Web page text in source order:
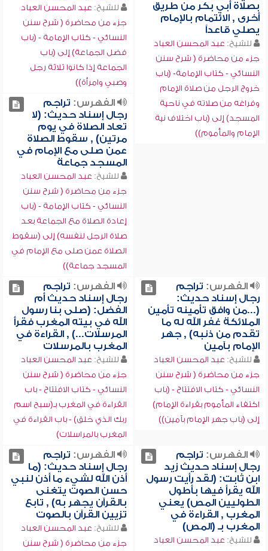
بصلاة أبي بكر من طريق
أخرى , الائتمام بالإمام
يصلي قاعداً
للشيخ: عبد المحسن العباد
جزء من محاضرة ( شرح سنن
النسائي - كتاب الإمامة- (باب
خروج الرجل من صلاة الإمام
وفراغه من صلاته في ناحية
المسجد) إلى (باب اختلاف نية
الإمام والمأموم))
للشيخ: عبد المحسن العباد
جزء من محاضرة ( شرح سنن
النسائي - كتاب الإمامة - (باب
فضل الجماعة) إلى (باب
الجماعة إذا كانوا ثلاثة رجل
وصبي وامرأة))
الفهرس: تراجم
رجال إسناد حديث: (لا
تعاد الصلاة في يوم
مرتين) , سقوط الصلاة
عمن صلى مع الإمام في
المسجد جماعة
للشيخ: عبد المحسن العباد
جزء من محاضرة ( شرح سنن
النسائي - كتاب الإمامة - (باب
إعادة الصلاة مع الجماعة بعد
صلاة الرجل لنفسه) إلى (سقوط
الصلاة عمن صلى مع الإمام في
المسجد جماعة))
الفهرس: تراجم
رجال إسناد حديث:
(...من وافق تأمينه تأمين
الملائكة غفر الله له ما
تقدم من ذنبه) , جهر
الإمام بآمين
للشيخ: عبد المحسن العباد
جزء من محاضرة ( شرح سنن
النسائي - كتاب الافتتاح - (باب
اكتفاء المأموم بقراءة الإمام)
إلى (باب جهر الإمام بآمين))
الفهرس: تراجم
رجال إسناد حديث أم
الفضل: (صلى بنا رسول
الله في بيته المغرب فقرأ
المرسلات...) , القراءة في
المغرب بالمرسلات
للشيخ: عبد المحسن العباد
جزء من محاضرة ( شرح سنن
النسائي - كتاب الافتتاح - باب
القراءة في المغرب بـ(سبح اسم
ربك الذي خلق) - باب القراءة في
المغرب بالمراسلات)
الفهرس: تراجم
رجال إسناد حديث زيد
ابن ثابت: (لقد رأيت رسول
الله يقرأ فيها بأطول
الطوليين المص) يعني
المغرب , القراءة في
المغرب بـ (المص)
للشيخ: عبد المحسن العباد
الفهرس: تراجم
رجال إسناد حديث: (ما
أذن الله لشيء ما أذن لنبي
حسن الصوت يتغنى
بالقرآن يجهر به) , تابع
تزيين القرآن بالصوت
للشيخ: عبد المحسن العباد
جزء من محاضرة ( شرح سنن